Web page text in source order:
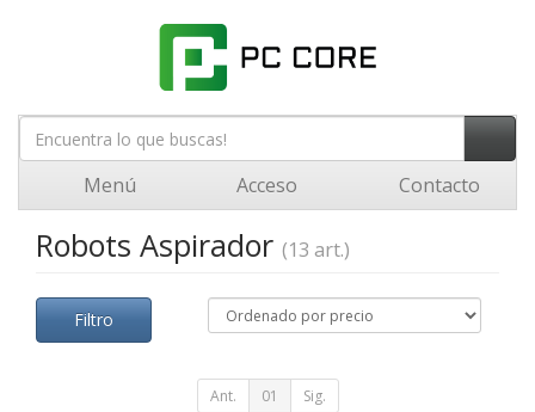
Menú Acceso Contacto
Robots Aspirador (13 art.)
Filtro
Ant. 01 Sig.